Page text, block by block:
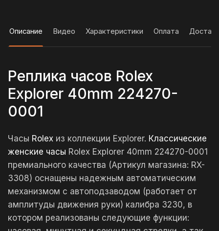
Описание Видео Характеристики Оплата
Реплика часов Rolex
Explorer 40mm 224270-
0001
Часы Rolex из коллекции Explorer. Классические
женские часы Rolex Explorer 40mm 224270-0001
премиального качества (Артикул магазина: RX-
3308) оснащены надежным автоматическим
механизмом с автоподзаводом (работает от
амплитуды движения руки) калибра 3230, в
котором реализованы следующие функции: